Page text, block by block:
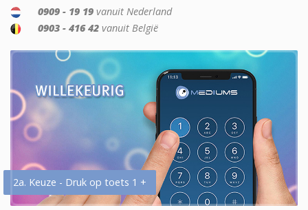
0909 - 19 19 vanuit Nederland
0903 - 416 42 vanuit België
2a. Keuze - Druk op toets 1 +